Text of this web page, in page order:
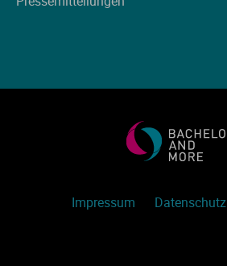
Impressum Datenschutz